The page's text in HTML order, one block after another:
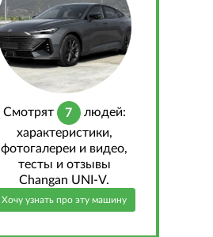
Cмотрят 7
людей:
характеристики,
фотогалереи и видео,
тесты и отзывы
Changan UNI-V.
Хочу узнать про эту машину